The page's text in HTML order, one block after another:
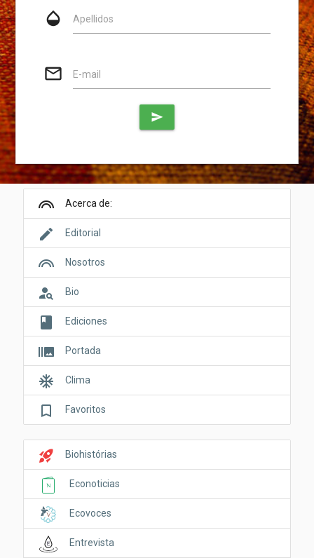
opacity Apellidos
mail_outline E-mail
send
looks Acerca de:
edit Editorial
looks Nosotros
person_search Bio
book Ediciones
burst_mode Portada
ac_unit Clima
bookmark_border Favoritos
rocket_launch Biohistórias
Econoticias
Ecovoces
Entrevista